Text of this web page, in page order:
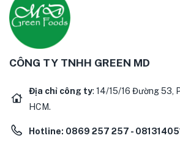
CÔNG TY TNHH GREEN MD
Địa chỉ công ty: 14/15/16 Đường 53,
HCM.
Hotline: 0869 257 257 -